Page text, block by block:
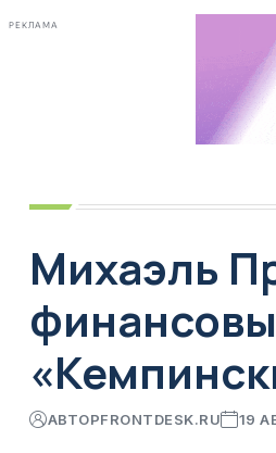
РЕКЛАМА
Михаэль
АВТОРFRONTDESK.RU 19